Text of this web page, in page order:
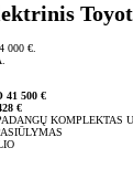
000 €.
41 500 €
€
KOMPLEKTAS